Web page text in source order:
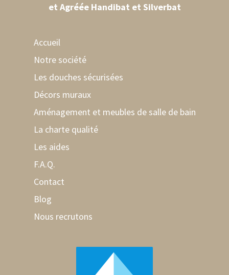
et Agréée Handibat et Silverbat
Accueil
Notre société
Les douches sécurisées
Décors muraux
Aménagement et meubles de salle de bain
La charte qualité
Les aides
F.A.Q.
Contact
Blog
Nous recrutons